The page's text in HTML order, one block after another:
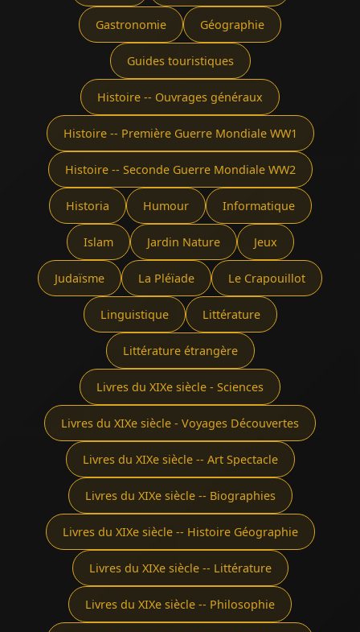
Gastronomie Géographie
Guides touristiques
Histoire -- Ouvrages généraux
Histoire -- Première Guerre Mondiale WW1
Histoire -- Seconde Guerre Mondiale WW2
Historia Humour Informatique
Islam Jardin Nature Jeux
Judaïsme La Pléïade Le Crapouillot
Linguistique Littérature
Littérature étrangère
Livres du XIXe siècle - Sciences
Livres du XIXe siècle - Voyages Découvertes
Livres du XIXe siècle -- Art Spectacle
Livres du XIXe siècle -- Biographies
Livres du XIXe siècle -- Histoire Géographie
Livres du XIXe siècle -- Littérature
Livres du XIXe siècle -- Philosophie